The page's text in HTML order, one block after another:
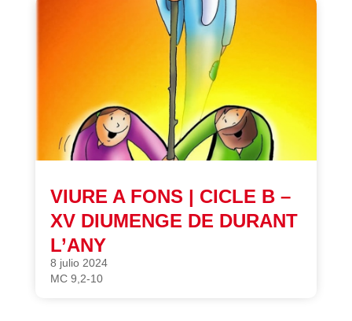
VIURE A FONS | CICLE B –
XV DIUMENGE DE DURANT
L’ANY
8 julio 2024
MC 9,2-10